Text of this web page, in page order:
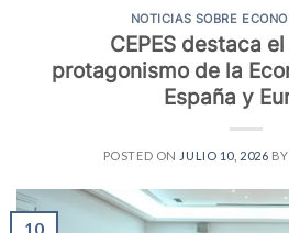
NOTICIAS SOBRE
CEPES destaca
protagonismo de la
España y
POSTED ON JULIO 10, 2026 BY
10